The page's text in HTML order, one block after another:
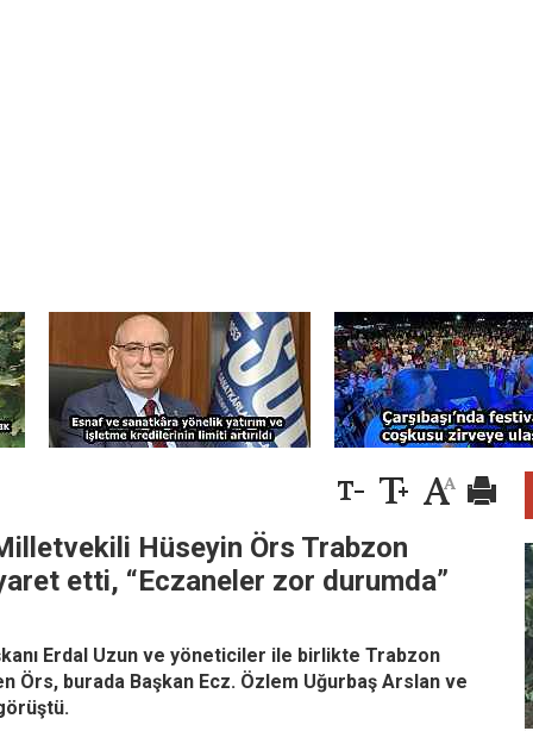
Hüseyin Örs Trabzon
etti, “Eczaneler zor durumda”
Erdal Uzun ve yöneticiler ile birlikte Trabzon
Örs, burada Başkan Ecz. Özlem Uğurbaş Arslan ve